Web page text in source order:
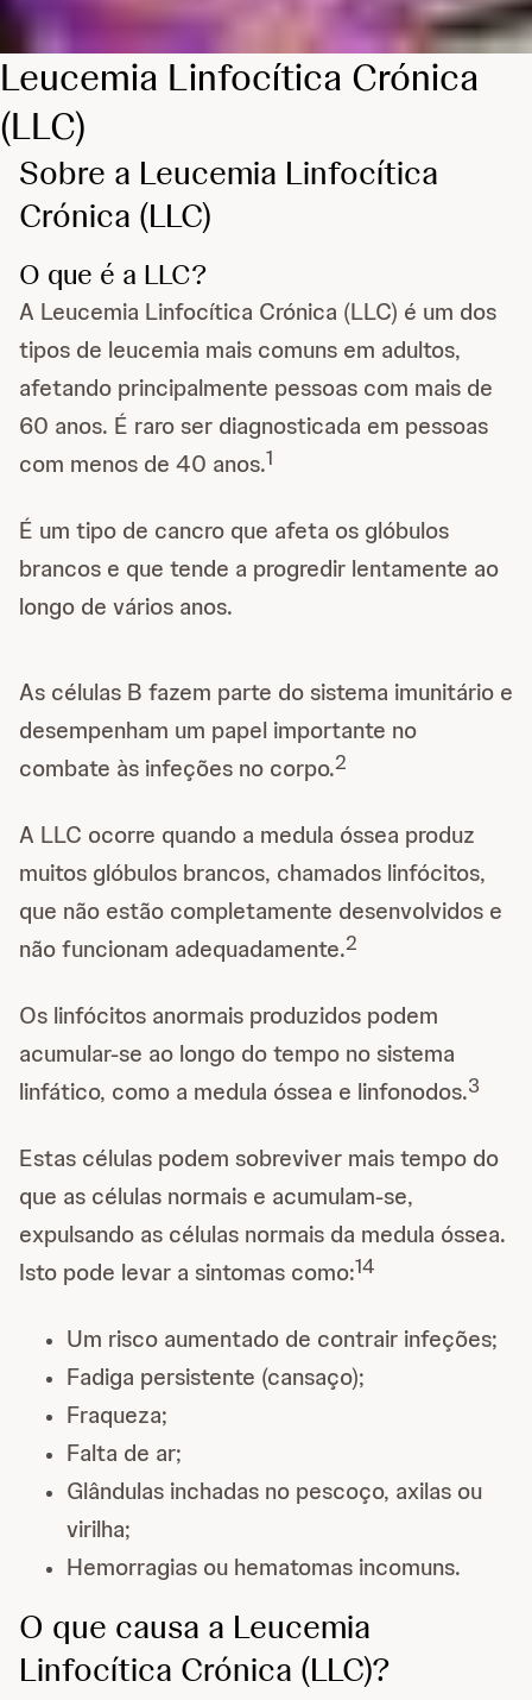
Leucemia Linfocítica Crónica
(LLC)
Sobre a Leucemia Linfocítica
Crónica (LLC)
O que é a LLC?
A Leucemia Linfocítica Crónica (LLC) é um dos
tipos de leucemia mais comuns em adultos,
afetando principalmente pessoas com mais de
60 anos. É raro ser diagnosticada em pessoas
com menos de 40 anos.1
É um tipo de cancro que afeta os glóbulos
brancos e que tende a progredir lentamente ao
longo de vários anos.
As células B fazem parte do sistema imunitário e
desempenham um papel importante no
combate às infeções no corpo.2
A LLC ocorre quando a medula óssea produz
muitos glóbulos brancos, chamados linfócitos,
que não estão completamente desenvolvidos e
não funcionam adequadamente.2
Os linfócitos anormais produzidos podem
acumular-se ao longo do tempo no sistema
linfático, como a medula óssea e linfonodos.3
Estas células podem sobreviver mais tempo do
que as células normais e acumulam-se,
expulsando as células normais da medula óssea.
Isto pode levar a sintomas como:14
Um risco aumentado de contrair infeções;
Fadiga persistente (cansaço);
Fraqueza;
Falta de ar;
Glândulas inchadas no pescoço, axilas ou
virilha;
Hemorragias ou hematomas incomuns.
O que causa a Leucemia
Linfocítica Crónica (LLC)?